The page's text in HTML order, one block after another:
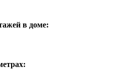
в доме: